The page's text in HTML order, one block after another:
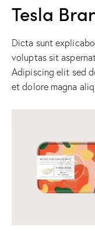
Tesla
Dicta sunt
voluptas sit
Adipiscing elit sed
et dolore magna